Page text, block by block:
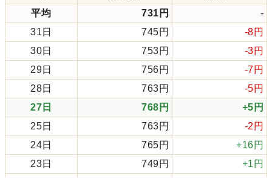
平均
731円
-
31日
745円
-8円
30日
753円
-3円
29日
756円
-7円
28日
763円
-5円
27日
768円
+5円
25日
763円
-2円
24日
765円
+16円
23日
749円
+1円